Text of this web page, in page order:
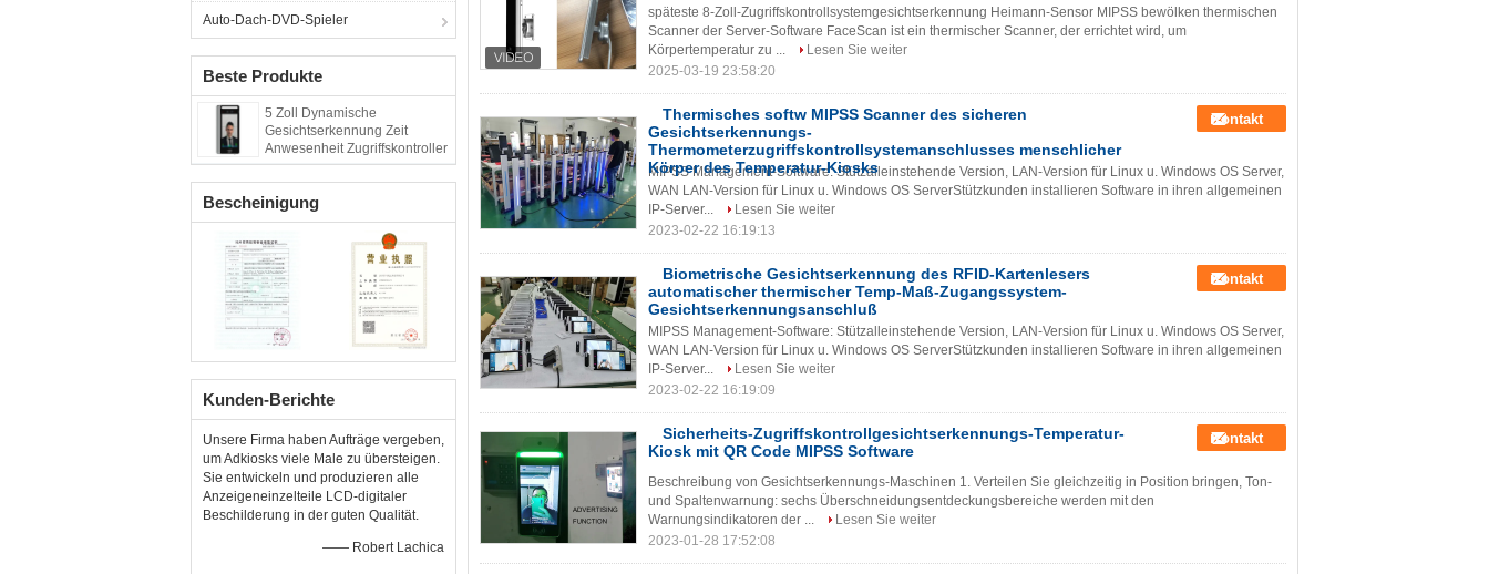
Auto-Dach-DVD-Spieler
Beste Produkte
5 Zoll Dynamische
Gesichtserkennung Zeit
Anwesenheit Zugriffskontroller
Linux 2024 neu
Bescheinigung
Kunden-Berichte
Unsere Firma haben Aufträge vergeben,
um Adkiosks viele Male zu übersteigen.
Sie entwickeln und produzieren alle
Anzeigeneinzelteile LCD-digitaler
Beschilderung in der guten Qualität.
—— Robert Lachica
späteste 8-Zoll-Zugriffskontrollsystemgesichtserkennung Heimann-Sensor MIPSS bewölken thermischen
Scanner der Server-Software FaceScan ist ein thermischer Scanner, der errichtet wird, um
Körpertemperatur zu ...
Lesen Sie weiter
2025-03-19 23:58:20
Thermisches softw MIPSS Scanner des sicheren
Gesichtserkennungs-
Thermometerzugriffskontrollsystemanschlusses menschlicher
Körper des Temperatur-Kiosks
Kontakt
MIPSS Management-Software: Stützalleinstehende Version, LAN-Version für Linux u. Windows OS Server,
WAN LAN-Version für Linux u. Windows OS ServerStützkunden installieren Software in ihren allgemeinen
IP-Server...
Lesen Sie weiter
2023-02-22 16:19:13
Biometrische Gesichtserkennung des RFID-Kartenlesers
automatischer thermischer Temp-Maß-Zugangssystem-
Gesichtserkennungsanschluß
Kontakt
MIPSS Management-Software: Stützalleinstehende Version, LAN-Version für Linux u. Windows OS Server,
WAN LAN-Version für Linux u. Windows OS ServerStützkunden installieren Software in ihren allgemeinen
IP-Server...
Lesen Sie weiter
2023-02-22 16:19:09
Sicherheits-Zugriffskontrollgesichtserkennungs-Temperatur-
Kiosk mit QR Code MIPSS Software
Kontakt
Beschreibung von Gesichtserkennungs-Maschinen 1. Verteilen Sie gleichzeitig in Position bringen, Ton-
und Spaltenwarnung: sechs Überschneidungsentdeckungsbereiche werden mit den
Warnungsindikatoren der ...
Lesen Sie weiter
2023-01-28 17:52:08